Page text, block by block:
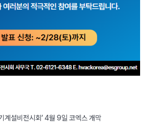
계설비전시회’ 4월 9일 코엑스 개막